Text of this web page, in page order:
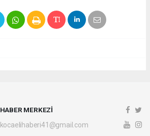
HABER MERKEZİ
kocaelihaberi41@gmail.com